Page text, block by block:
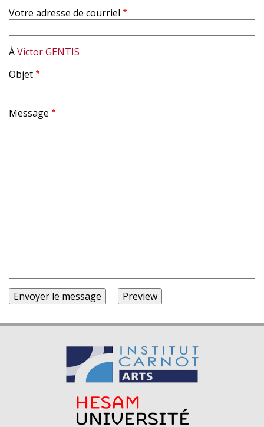
Votre adresse de courriel
ÀVictor GENTIS
Objet
Message